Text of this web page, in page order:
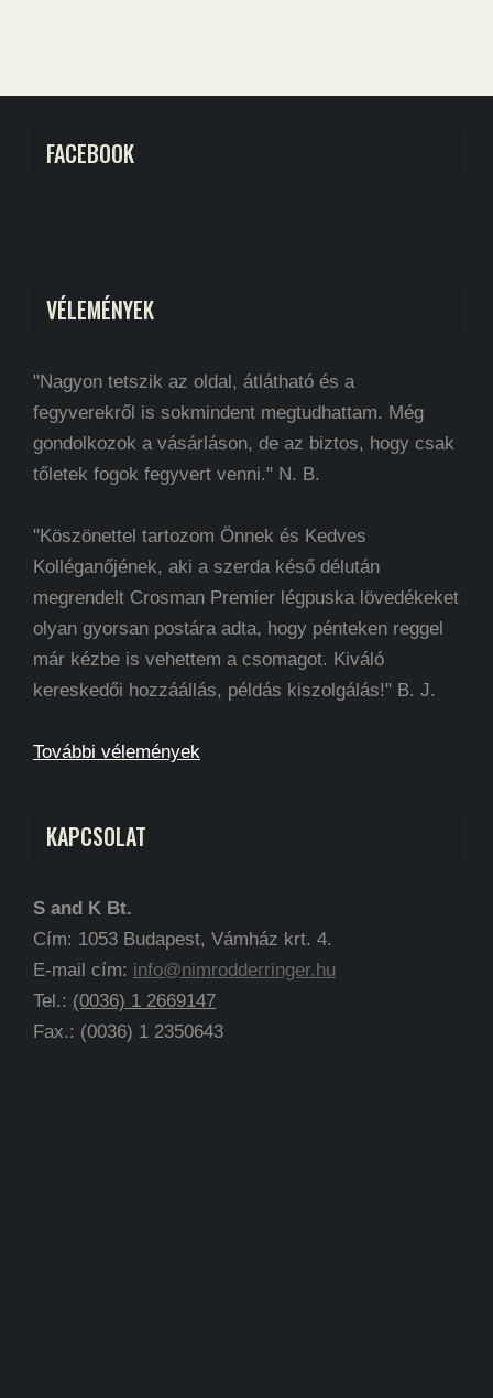
FACEBOOK
VÉLEMÉNYEK
"Nagyon tetszik az oldal, átlátható és a
fegyverekről is sokmindent megtudhattam. Még
gondolkozok a vásárláson, de az biztos, hogy csak
tőletek fogok fegyvert venni." N. B.
"Köszönettel tartozom Önnek és Kedves
Kolléganőjének, aki a szerda késő délután
megrendelt Crosman Premier légpuska lövedékeket
olyan gyorsan postára adta, hogy pénteken reggel
már kézbe is vehettem a csomagot. Kiváló
kereskedői hozzáállás, példás kiszolgálás!" B. J.
További vélemények
KAPCSOLAT
S and K Bt.
Cím: 1053 Budapest, Vámház krt. 4.
E-mail cím: info@nimrodderringer.hu
Tel.: (0036) 1 2669147
Fax.: (0036) 1 2350643